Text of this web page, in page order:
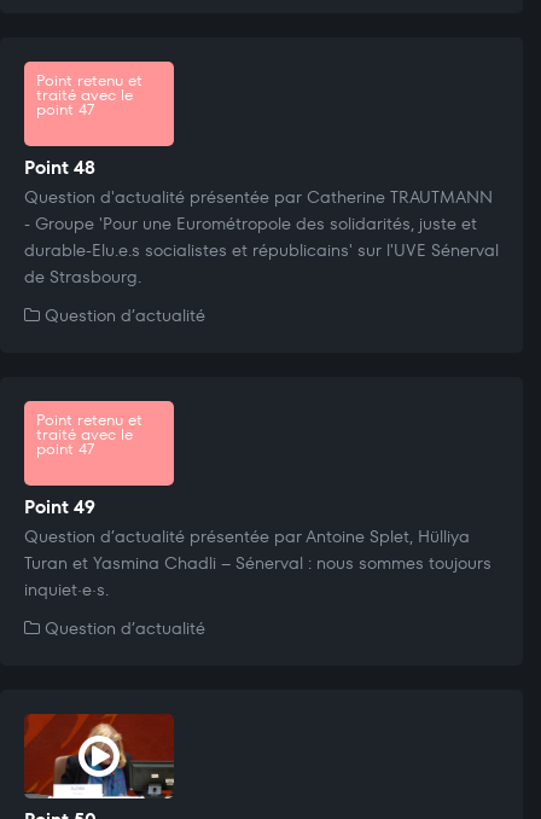
Point retenu et
traité avec le
point 47
Point 48
Question d'actualité présentée par Catherine TRAUTMANN
- Groupe 'Pour une Eurométropole des solidarités, juste et
durable-Elu.e.s socialistes et républicains' sur l'UVE Sénerval
de Strasbourg.
Question d’actualité
Point retenu et
traité avec le
point 47
Point 49
Question d’actualité présentée par Antoine Splet, Hülliya
Turan et Yasmina Chadli – Sénerval : nous sommes toujours
inquiet·e·s.
Question d’actualité